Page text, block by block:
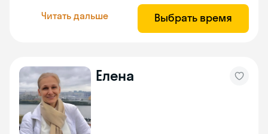
Читать дальше Выбрать время
Елена